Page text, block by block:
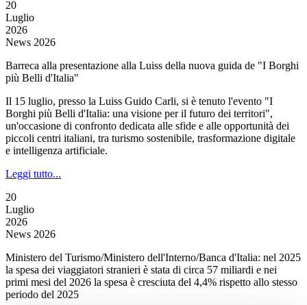
20
Luglio
2026
News 2026
Barreca alla presentazione alla Luiss della nuova guida de "I Borghi
più Belli d'Italia"
Il 15 luglio, presso la Luiss Guido Carli, si è tenuto l'evento "I
Borghi più Belli d'Italia: una visione per il futuro dei territori",
un'occasione di confronto dedicata alle sfide e alle opportunità dei
piccoli centri italiani, tra turismo sostenibile, trasformazione digitale
e intelligenza artificiale.
Leggi tutto...
20
Luglio
2026
News 2026
Ministero del Turismo/Ministero dell'Interno/Banca d'Italia: nel 2025
la spesa dei viaggiatori stranieri è stata di circa 57 miliardi e nei
primi mesi del 2026 la spesa è cresciuta del 4,4% rispetto allo stesso
periodo del 2025